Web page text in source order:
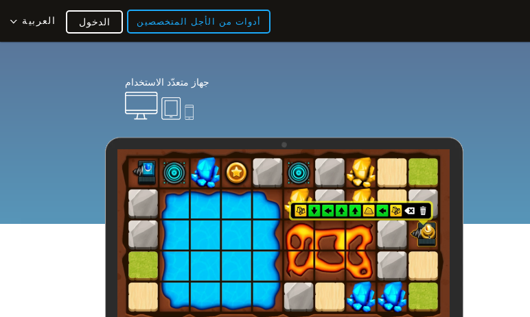
أدوات من الأجل المتخصصين العربية الدخول
جهاز متعدّد الاستخدام